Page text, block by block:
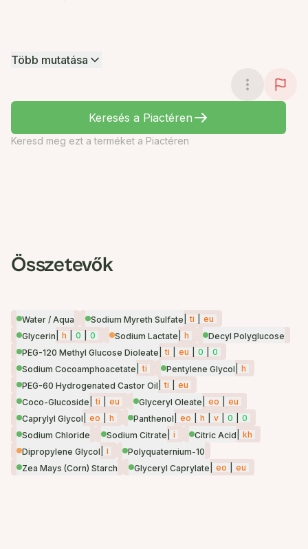
Több mutatása
Keresés a Piactéren
Keresd meg ezt a terméket a Piactéren
Összetevők
Water / Aqua Sodium Myreth Sulfate ti
eu
Glycerin
h 0 0 Sodium Lactate h
Decyl Polyglucose
PEG-120 Methyl Glucose Dioleate
ti eu 0
0
Sodium Cocoamphoacetate
ti Pentylene Glycol
h
PEG-60 Hydrogenated Castor Oil
ti
eu
Coco-Glucoside
ti eu Glyceryl Oleate eo
eu
Caprylyl Glycol
eo h Panthenol eo h v 0
0
Sodium Chloride
Sodium Citrate i Citric Acid
kh
Dipropylene Glycol
i
Polyquaternium-10
Zea Mays (Corn) Starch
Glyceryl Caprylate eo eu